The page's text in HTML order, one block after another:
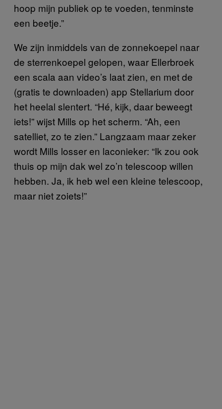
hoop mijn publiek op te voeden, tenminste
een beetje.”
We zijn inmiddels van de zonnekoepel naar
de sterrenkoepel gelopen, waar Ellerbroek
een scala aan video’s laat zien, en met de
(gratis te downloaden) app Stellarium door
het heelal slentert. “Hé, kijk, daar beweegt
iets!” wijst Mills op het scherm. “Ah, een
satelliet, zo te zien.” Langzaam maar zeker
wordt Mills losser en laconieker: “Ik zou ook
thuis op mijn dak wel zo’n telescoop willen
hebben. Ja, ik heb wel een kleine telescoop,
maar niet zoiets!”